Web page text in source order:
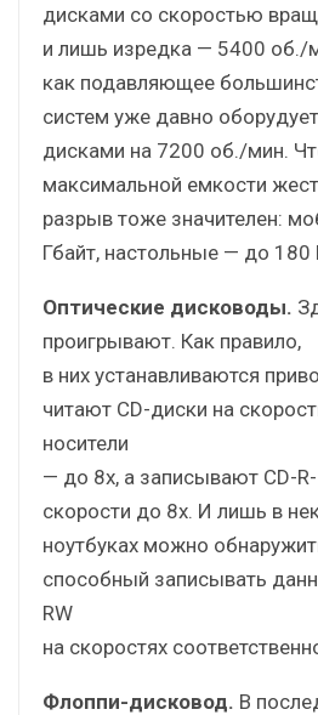
дисками со скоростью
и лишь изредка — 5400 об./
как подавляющее
систем уже давно
дисками на 7200 об./мин.
максимальной емкости
разрыв тоже значителен:
Гбайт, настольные — до 180
Оптические дисководы.
проигрывают. Как правило,
в них устанавливаются
читают CD-диски на
носители
— до 8x, а записывают CD-
скорости до 8x. И лишь в
ноутбуках можно
способный записывать
RW
на скоростях
Флоппи-дисковод. В